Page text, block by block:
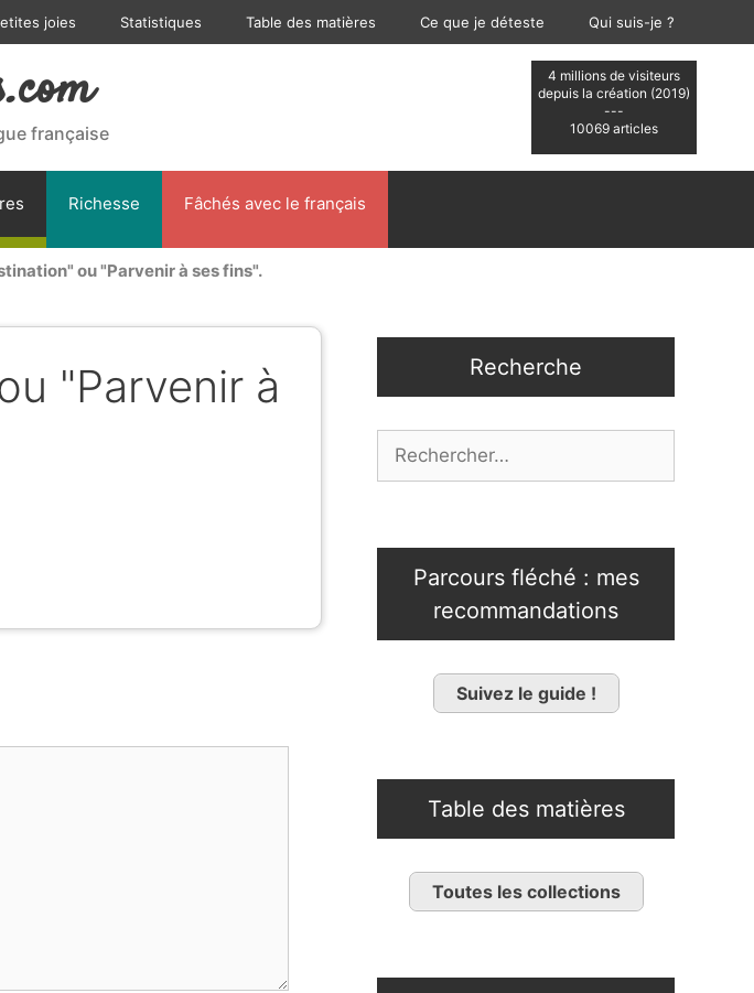
joies Statistiques Table des matières Ce que je déteste Qui suis-je ?
4 millions de visiteurs
depuis la création (2019)
---
10069 articles
française
Richesse Fâchés avec le français
ou "Parvenir à ses fins".
"Parvenir à
Recherche
Parcours fléché : mes
recommandations
Suivez le guide !
Table des matières
Toutes les collections